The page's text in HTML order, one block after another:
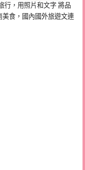
行，用照片和文字 將品
美食，國內國外旅遊文連